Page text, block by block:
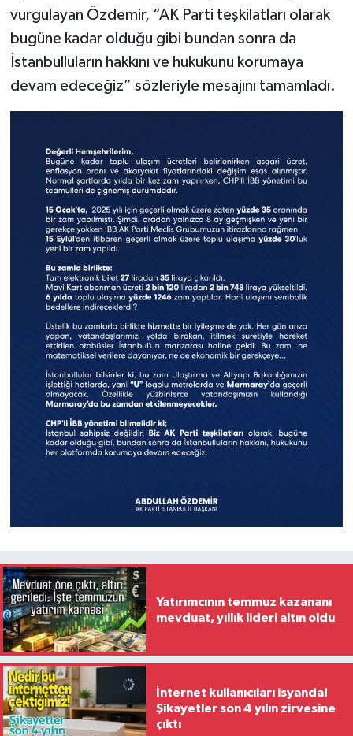
vurgulayan Özdemir, “AK Parti teşkilatları olarak
bugüne kadar olduğu gibi bundan sonra da
İstanbulluların hakkını ve hukukunu korumaya
devam edeceğiz” sözleriyle mesajını tamamladı.
Yatırımcının temmuz kazananı
mevduat, yıllık lideri altın oldu
İnternet kullanıcıları isyanda!
Şikayetler son 4 yılın zirvesine
çıktı